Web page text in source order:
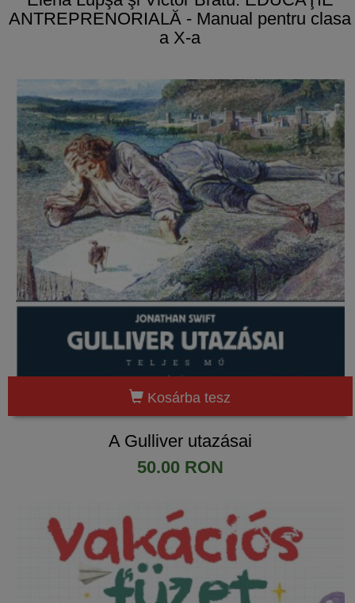
ANTREPRENORIALĂ - Manual pentru clasa
a X-a
Kosárba tesz
A Gulliver utazásai
50.00 RON